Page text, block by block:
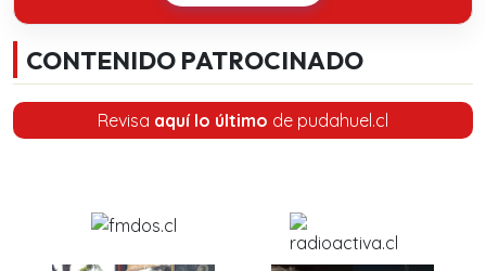
CONTENIDO PATROCINADO
Revisa aquí lo último de pudahuel.cl